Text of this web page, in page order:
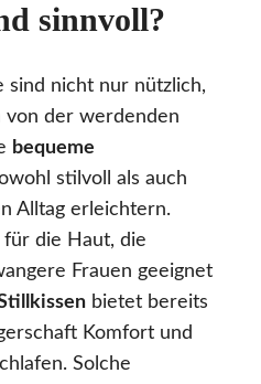
sinnvoll?
sind nicht nur nützlich,
von der werdenden
bequeme
stilvoll als auch
Alltag erleichtern.
für die Haut, die
Frauen geeignet
bietet bereits
Komfort und
Solche